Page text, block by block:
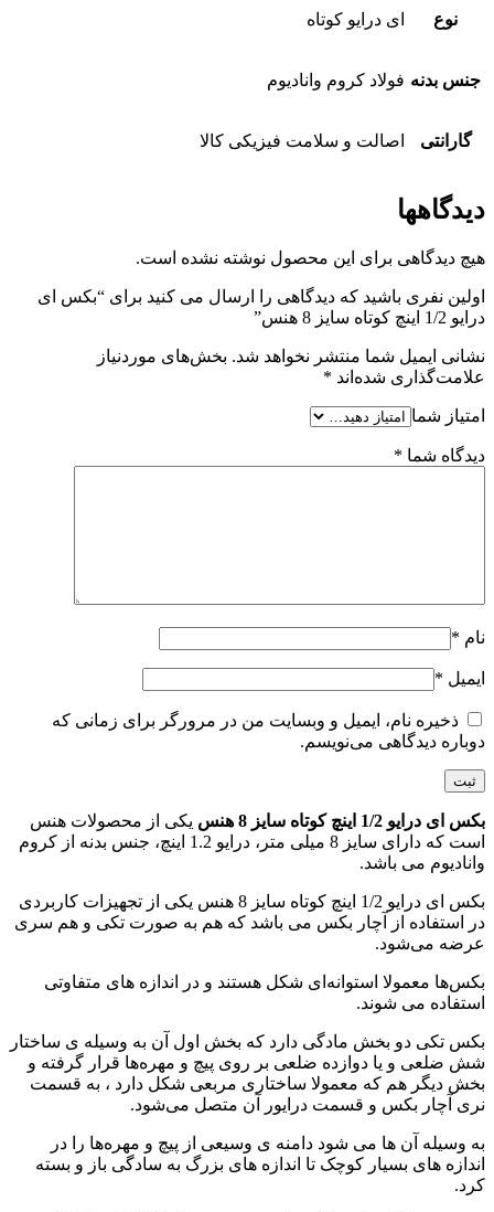
نوع ای درایو کوتاه
جنس بدنه فولاد کروم وانادیوم
گارانتی اصالت و سلامت فیزیکی کالا
دیدگاهها
هیچ دیدگاهی برای این محصول نوشته نشده است.
اولین نفری باشید که دیدگاهی را ارسال می کنید برای “بکس ای
درایو 1/2 اینچ کوتاه سایز 8 هنس”
نشانی ایمیل شما منتشر نخواهد شد. بخش‌های موردنیاز
علامت‌گذاری شده‌اند *
امتیاز شما
دیدگاه شما *
نام *
ایمیل *
ذخیره نام، ایمیل و وبسایت من در مرورگر برای زمانی که
دوباره دیدگاهی می‌نویسم.
بکس ای درایو 1/2 اینچ کوتاه سایز 8 هنس
یکی از محصولات هنس
است که دارای سایز 8 میلی متر، درایو 1.2 اینچ، جنس بدنه از کروم
وانادیوم می باشد.
بکس ای درایو 1/2 اینچ کوتاه سایز 8 هنس یکی از تجهیزات کاربردی
در استفاده از آچار بکس می باشد که هم به صورت تکی و هم سری
عرضه می‌شود.
بکس‌ها معمولا استوانه‌ای شکل هستند و در اندازه های متفاوتی
استفاده می‌ شوند.
بکس‌ تکی دو بخش مادگی دارد که بخش اول آن به وسیله ی ساختار
شش ضلعی و یا دوازده ضلعی بر روی پیچ و مهره‌ها قرار گرفته و
بخش دیگر هم که معمولا ساختاری مربعی شکل دارد ، به قسمت
نری آچار بکس و قسمت درایور آن متصل می‌شود.
به وسیله آن ها می شود دامنه ی وسیعی از پیچ و مهره‌ها را در
اندازه های بسیار کوچک تا اندازه های بزرگ به سادگی باز و بسته
کرد.